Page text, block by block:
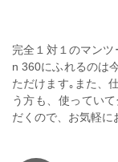
完全１対１のマンツ
n 360にふれるのは
ただけます｡また、
う方も、使ってい
だくので、お気軽に